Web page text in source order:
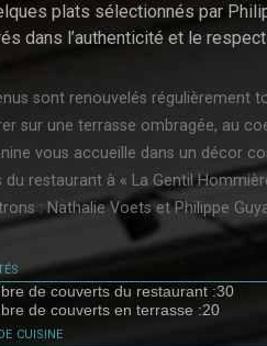
plats sélectionnés par
dans l’authenticité et le
sont renouvelés régulièrement
sur une terrasse ombragée, au
vous accueille dans un décor
du restaurant à « La Gentil
: Nathalie Voets et Philippe
de couverts du restaurant :30
de couverts en terrasse :20
cuisine